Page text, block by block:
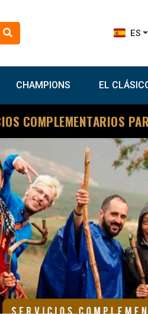
ES
CHAMPIONS EL
COMPLEMENTARIOS